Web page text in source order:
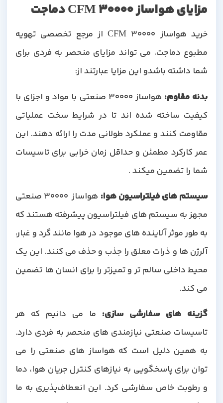
مزایای هواساز 30000 CFM دماجت
خرید هواساز 30000 CFM از مرجع تخصصی تهویه
مطبوع دماجت، می تواند مزایای منحصر به فردی برای
شما داشته باشدو این مزایا عبارتند از:
بدنه مقاوم:
هواساز 30000 صنعتی با مواد و اجزای با
کیفیت ساخته شده اند تا در شرایط سخت عملیاتی
مقاومت کنند و عملکرد طولانی مدت را ارائه دهند. این
عمر کارکرد مطمئن و حداقل زمان خرابی برای تاسیسات
شما را تضمین میکند .
سیستم های فیلتراسیون هوا:
هواساز 30000 صنعتی
مجهز به سیستم های فیلتراسیون پیشرفته هستند که
به طور موثر آلاینده های موجود در هوا مانند گرد و غبار،
آلرژن ها و ذرات معلق را جذب و حذف می کنند. این یک
محیط داخلی سالم تر و تمیزتر را برای انسان ها تضمین
می کند.
گزینه های سفارشی سازی: ما می دانیم که هر
تاسیسات صنعتی نیازمندی های منحصر به فردی دارد.
به همین دلیل است که هواساز های صنعتی را می
توان برای پاسخگویی به نیازهای کنترل جریان هوا، دما
و رطوبت خاص سفارشی کرد. این انعطاف‌پذیری به ما